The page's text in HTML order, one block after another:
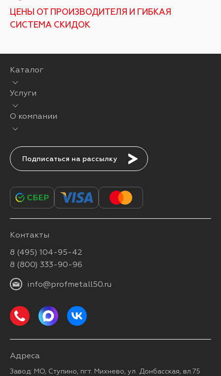
ЦЕНЫ ОТ ПРОИЗВОДИТЕЛЯ И ГИБКАЯ
СИСТЕМА СКИДОК
Каталог
Услуги
О компании
Подписаться
Контакты
8 (495) 104-95-42
8 (800) 333-90-96
info@profmetall50.ru
Адреса
Завод: МО, Ступино, пгт. Михнево, ул. Донбасская, вл.75